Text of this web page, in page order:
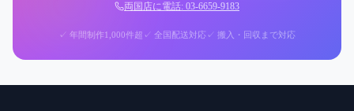
両国店に電話: 03-6659-9183
✓ 年間制作1,000件超 ✓ 全国配送対応 ✓ 搬入・回収まで対応